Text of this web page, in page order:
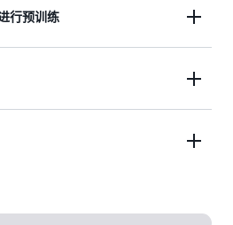
能够捕捉数据中更加细微
行预训练
线公共数据来源的超过 15 万
，支持八种语言，包括英